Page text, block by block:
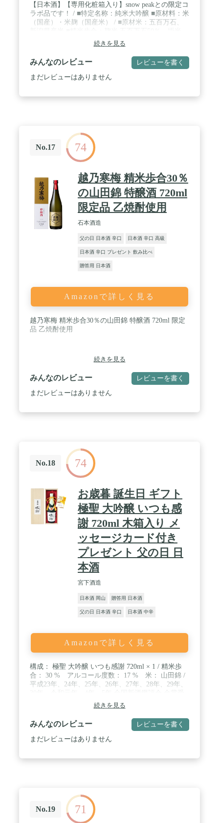
【日本酒】【専用化粧箱入り】snow peakとの限定コ
ラボ品です！ / ■特定名称：純米大吟醸 ■原材料：米
（国産）・米麹（国産米） / ■原材米：五百万石、
新潟県産米33％ / ■日本酒度：+2 ■酸度：1.2 ■度
数：14度 / ■製造元：朝日酒造（新潟県）
続きを見る
みんなのレビュー レビューを書く
まだレビューはありません
No.17 74
越乃寒梅 精米歩合30％
の山田錦 特醸酒 720ml
限定品 乙焼酎使用
石本酒造
父の日 日本酒 辛口 日本酒 辛口 高級
日本酒 辛口 プレゼント 飲み比べ
贈答用 日本酒
Amazonで詳しく見る
越乃寒梅 精米歩合30％の山田錦 特醸酒 720ml 限定
品 乙焼酎使用
続きを見る
みんなのレビュー レビューを書く
まだレビューはありません
No.18 74
お歳暮 誕生日 ギフト
極聖 大吟醸 いつも感
謝 720ml 木箱入り メ
ッセージカード付き
プレゼント 父の日 日
本酒
宮下酒造
日本酒 岡山 贈答用 日本酒
父の日 日本酒 辛口 日本酒 中辛
Amazonで詳しく見る
構成： 極聖 大吟醸 いつも感謝 720ml × 1 / 精米歩
合： 30 % アルコール度数： 17 % 米： 山田錦 /
平成23年、24年、25年、26年、27年、28年、29年、
賞酒 / 平成23年、24年、25年、27年、29年、30年、
令和元年、2年、3年 広島国税局清酒鑑評会 優等賞
受賞
続きを見る
みんなのレビュー レビューを書く
まだレビューはありません
No.19 71